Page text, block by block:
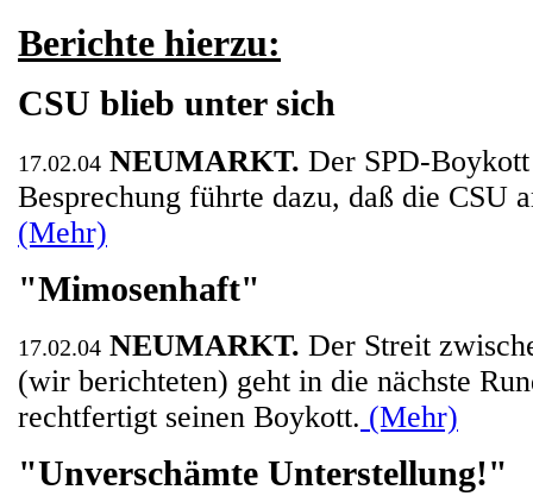
Berichte hierzu:
CSU blieb unter sich
17.02.04 NEUMARKT. Der SPD-
Besprechung führte dazu, daß die CSU
(Mehr)
"Mimosenhaft"
17.02.04 NEUMARKT. Der Streit
(wir berichteten) geht in die nächste
rechtfertigt seinen Boykott. (Mehr)
"Unverschämte Unterstellung!"